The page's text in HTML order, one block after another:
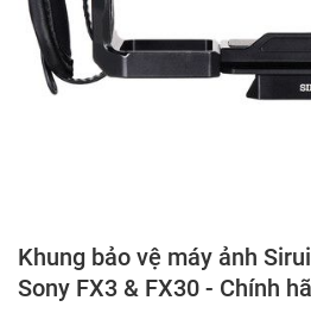
Khung bảo vệ máy ảnh
Sony FX3 & FX30 - Chính